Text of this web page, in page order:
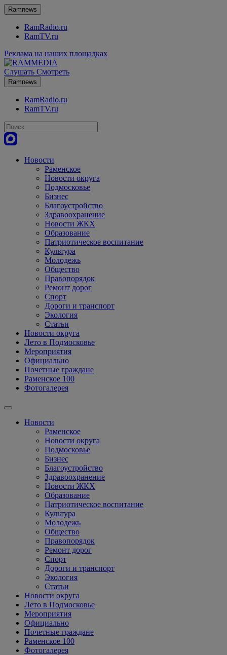
Ramnews
RamRadio.ru
RamTV.ru
Реклама на наших площадках
Слушать Смотреть
Ramnews
RamRadio.ru
RamTV.ru
Новости
Раменское
Новости округа
Подмосковье
Бизнес
Благоустройство
Здравоохранение
Новости ЖКХ
Образование
Патриотическое воспитание
Культура
Молодежь
Общество
Правопорядок
Ремонт дорог
Спорт
Дороги и транспорт
Экология
Статьи
Новости округа
Лето в Подмосковье
Мероприятия
Официально
Почетные граждане
Раменское 100
Фотогалерея
Новости
Раменское
Новости округа
Подмосковье
Бизнес
Благоустройство
Здравоохранение
Новости ЖКХ
Образование
Патриотическое воспитание
Культура
Молодежь
Общество
Правопорядок
Ремонт дорог
Спорт
Дороги и транспорт
Экология
Статьи
Новости округа
Лето в Подмосковье
Мероприятия
Официально
Почетные граждане
Раменское 100
Фотогалерея